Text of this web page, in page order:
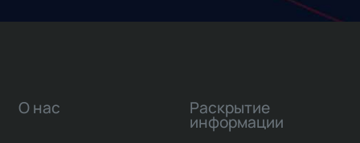
О нас Раскрытие
информации